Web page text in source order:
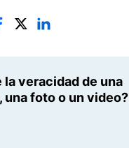
la veracidad de una
una foto o un video?